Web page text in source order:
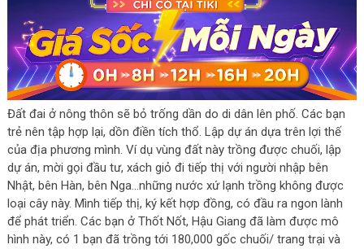
Đất đai ở nông thôn sẽ bỏ trống dần do di dân lên phố. Các bạn
trẻ nên tập hợp lại, dồn điền tích thổ. Lập dự án dựa trên lợi thế
của địa phương mình. Ví dụ vùng đất này trồng được chuối, lập
dự án, mời gọi đầu tư, xách giỏ đi tiếp thị với người nhập bên
Nhật, bên Hàn, bên Nga…những nước xứ lạnh trồng không được
loại cây này. Mình tiếp thị, ký kết hợp đồng, có đầu ra ngon lành
để phát triển. Các bạn ở Thốt Nốt, Hậu Giang đã làm được mô
hình này, có 1 bạn đã trồng tới 180,000 gốc chuối/ trang trại và